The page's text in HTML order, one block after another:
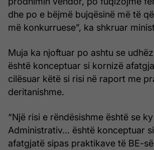
dhe po e bëjmë bujqësinë më të
më konkurruese”, ka shkruar
Muja ka njoftuar po ashtu se
është konceptuar si kornizë
cilësuar këtë si risi në raport me
deritanishme.
“Një risi e rëndësishme është se
Administrativ… është konceptuar
afatgjatë sipas praktikave të BE-